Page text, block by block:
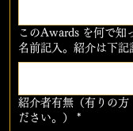
このAwards を何で
名前記入。紹介は下記
紹介者有無（有りの方
ださい。）
*